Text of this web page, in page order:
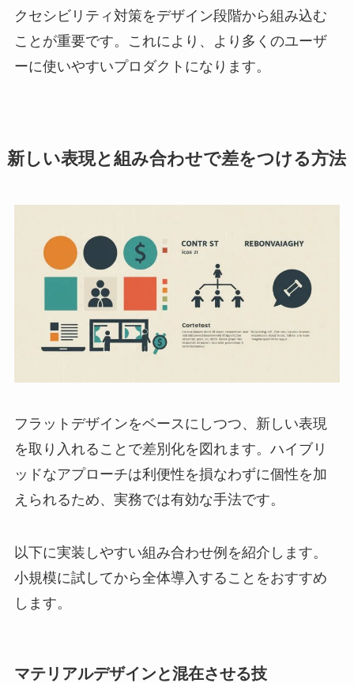
クセシビリティ対策をデザイン段階から組み込む
ことが重要です。これにより、より多くのユーザ
ーに使いやすいプロダクトになります。
新しい表現と組み合わせで差をつける方法
フラットデザインをベースにしつつ、新しい表現
を取り入れることで差別化を図れます。ハイブリ
ッドなアプローチは利便性を損なわずに個性を加
えられるため、実務では有効な手法です。
以下に実装しやすい組み合わせ例を紹介します。
小規模に試してから全体導入することをおすすめ
します。
マテリアルデザインと混在させる技